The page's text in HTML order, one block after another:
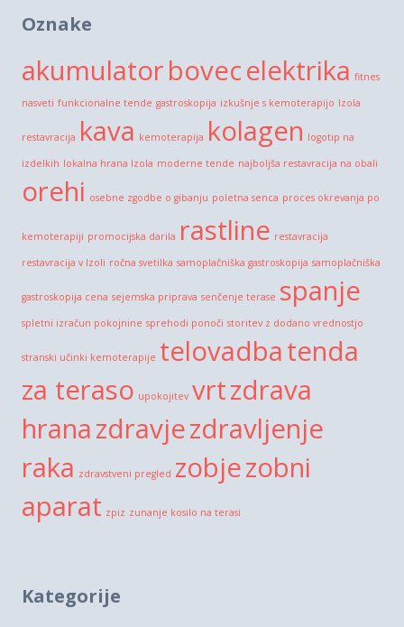
Oznake
akumulatorbovecelektrika fitnes
nasveti funkcionalne tende gastroskopija izkušnje s kemoterapijo Izola
restavracija kava kemoterapija kolagen logotip na
izdelkih lokalna hrana Izola moderne tende najboljša restavracija na obali
orehi osebne zgodbe o gibanju poletna senca proces okrevanja po
kemoterapiji promocijska darila rastline restavracija
restavracija v Izoli ročna svetilka samoplačniška gastroskopija samoplačniška
gastroskopija cena sejemska priprava senčenje terase spanje
spletni izračun pokojnine sprehodi ponoči storitev z dodano vrednostjo
stranski učinki kemoterapije telovadbatenda
za teraso upokojitev vrtzdrava
hranazdravjezdravljenje
raka zdravstveni pregled zobjezobni
aparat zpiz zunanje kosilo na terasi
Kategorije